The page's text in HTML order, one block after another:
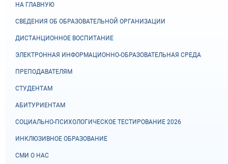
НА ГЛАВНУЮ
СВЕДЕНИЯ ОБ ОБРАЗОВАТЕЛЬНОЙ ОРГАНИЗАЦИИ
ДИСТАНЦИОННОЕ ВОСПИТАНИЕ
ЭЛЕКТРОННАЯ ИНФОРМАЦИОННО-ОБРАЗОВАТЕЛЬНАЯ СРЕДА
ПРЕПОДАВАТЕЛЯМ
СТУДЕНТАМ
АБИТУРИЕНТАМ
СОЦИАЛЬНО-ПСИХОЛОГИЧЕСКОЕ ТЕСТИРОВАНИЕ 2026
ИНКЛЮЗИВНОЕ ОБРАЗОВАНИЕ
СМИ О НАС